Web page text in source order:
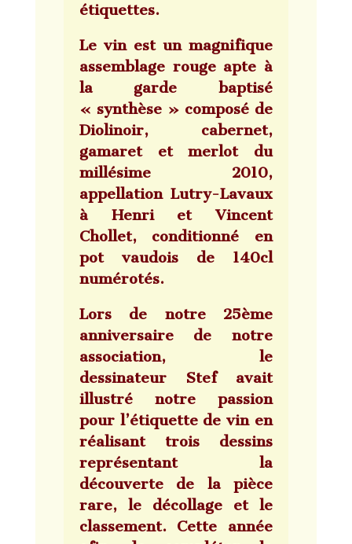
étiquettes.
Le vin est un magnifique
assemblage rouge apte à
la garde baptisé
« synthèse » composé de
Diolinoir, cabernet,
gamaret et merlot du
millésime 2010,
appellation Lutry-Lavaux
à Henri et Vincent
Chollet, conditionné en
pot vaudois de 140cl
numérotés.
Lors de notre 25ème
anniversaire de notre
association, le
dessinateur Stef avait
illustré notre passion
pour l’étiquette de vin en
réalisant trois dessins
représentant la
découverte de la pièce
rare, le décollage et le
classement. Cette année